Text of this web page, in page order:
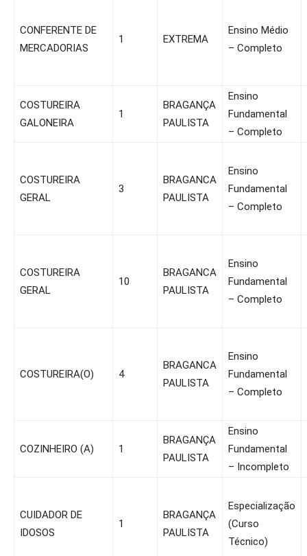
CONFERENTE DE
MERCADORIAS
1 EXTREMA
Ensino Médio
– Completo
COSTUREIRA
GALONEIRA
1
BRAGANÇA
PAULISTA
Ensino
Fundamental
– Completo
COSTUREIRA
GERAL
3
BRAGANCA
PAULISTA
Ensino
Fundamental
– Completo
COSTUREIRA
GERAL
10
BRAGANCA
PAULISTA
Ensino
Fundamental
– Completo
COSTUREIRA(O) 4
BRAGANCA
PAULISTA
Ensino
Fundamental
– Completo
COZINHEIRO (A) 1
BRAGANÇA
PAULISTA
Ensino
Fundamental
– Incompleto
CUIDADOR DE
IDOSOS
1
BRAGANÇA
PAULISTA
Especialização
(Curso
Técnico)